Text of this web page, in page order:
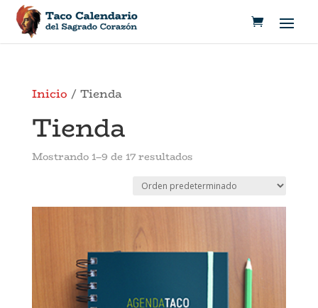
Inicio / Tienda
Tienda
Mostrando 1–9 de 17 resultados